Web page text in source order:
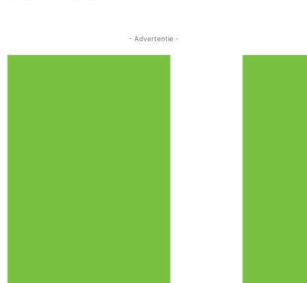
- Advertentie -